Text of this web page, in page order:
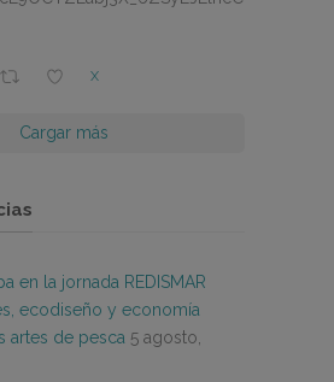
X
Cargar más
en la jornada REDISMAR
ecodiseño y economía
artes de pesca 5 agosto,